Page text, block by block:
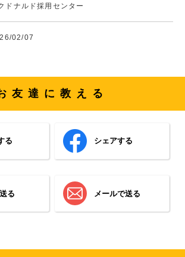
ドナルド採用センター
02/07
友達に教える
る シェアする
る メールで送る